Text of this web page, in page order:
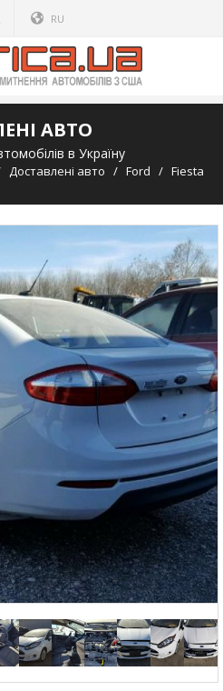
RU
АВТО
в Україну
Доставлені авто / Ford / Fiesta